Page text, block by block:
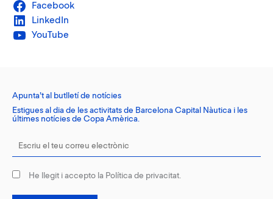
Facebook
LinkedIn
YouTube
Apunta’t al butlletí de notícies
Estigues al dia de les activitats de Barcelona Capital Nàutica i les
últimes notícies de Copa Amèrica.
He llegit i accepto la Política de privacitat.